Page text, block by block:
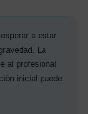
a estar
La
al profesional
inicial puede